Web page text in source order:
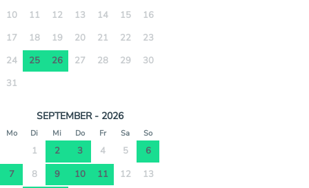
10 11 12 13 14 15
16
17
18 19 20 21 22
23
24
25 26 27 28 29
30
31
SEPTEMBER - 2026
Mo Di Mi Do Fr Sa So
1 2 3 4 5
6
7
8 9 10 11 12
13